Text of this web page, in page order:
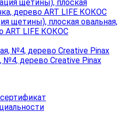
щетины), плоская овальная,
ART LIFE КОКОС
№4, дерево Creative Pinax